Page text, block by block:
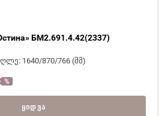
БМ2.691.4.42(2337)
1640/870/766 (მმ)
ᲧᲘᲓᲕᲐ